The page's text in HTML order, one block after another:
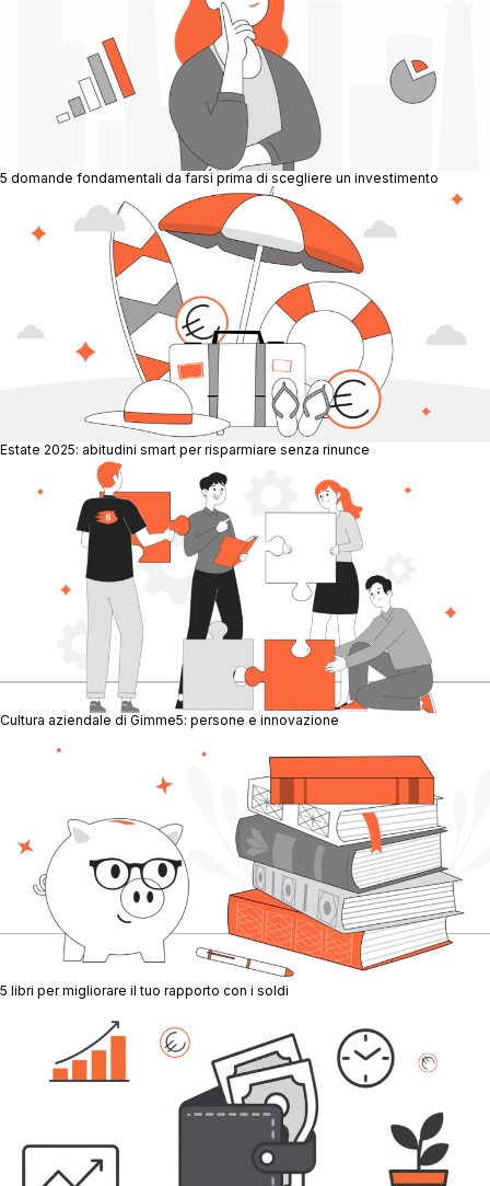
5 domande fondamentali da farsi prima di scegliere un investimento
Estate 2025: abitudini smart per risparmiare senza rinunce
Cultura aziendale di Gimme5: persone e innovazione
5 libri per migliorare il tuo rapporto con i soldi